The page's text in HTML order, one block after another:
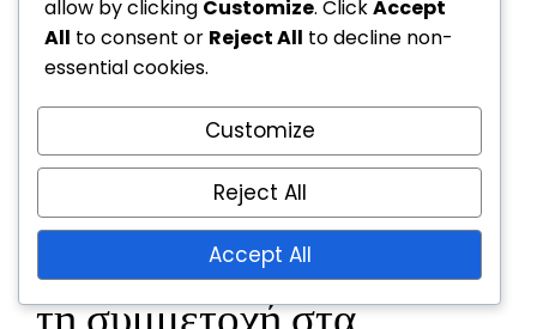
Ποιες στρατηγικές
μπορούν να ενισχύσουν
τη συμμετοχή στα
allow by clicking Customize. ClickAccept
All to consent or Reject All to decline non-
essential cookies.
Customize
Reject All
Accept All